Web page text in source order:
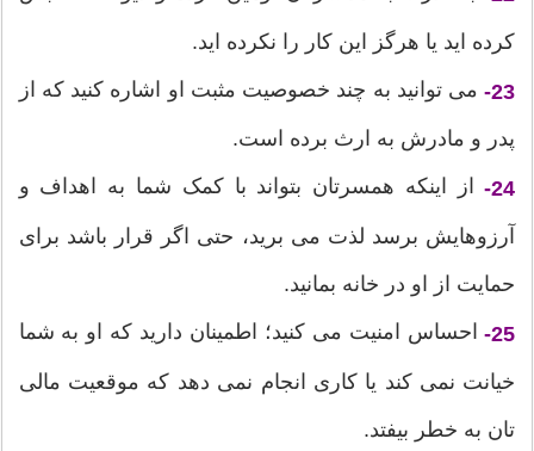
کرده اید یا هرگز این کار را نکرده اید.
23- می توانید به چند خصوصیت مثبت او اشاره کنید که از
پدر و مادرش به ارث برده است.
24- از اینکه همسرتان بتواند با کمک شما به اهداف و
آرزوهایش برسد لذت می برید، حتی اگر قرار باشد برای
حمایت از او در خانه بمانید.
25- احساس امنیت می کنید؛ اطمینان دارید که او به شما
خیانت نمی کند یا کاری انجام نمی دهد که موقعیت مالی
تان به خطر بیفتد.